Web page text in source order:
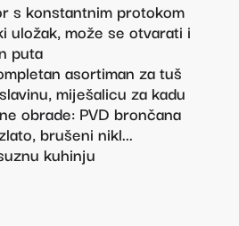
s konstantnim protokom
uložak, može se otvarati i
puta
asortiman za tuš
miješalicu za kadu
obrade: PVD brončana
brušeni nikl...
kuhinju